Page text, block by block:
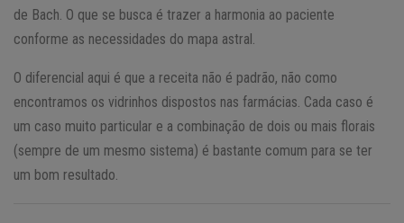
de Bach. O que se busca é trazer a harmonia ao paciente
conforme as necessidades do mapa astral.
O diferencial aqui é que a receita não é padrão, não como
encontramos os vidrinhos dispostos nas farmácias. Cada caso é
um caso muito particular e a combinação de dois ou mais florais
(sempre de um mesmo sistema) é bastante comum para se ter
um bom resultado.